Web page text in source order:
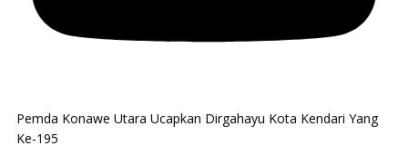
Pemda Konawe Utara Ucapkan Dirgahayu Kota Kendari Yang
Ke-195